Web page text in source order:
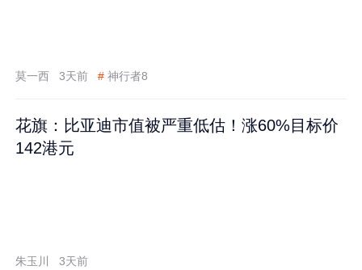
莫一西 3天前 # 神行者8
花旗：比亚迪市值被严重低估！涨60%目标价
142港元
朱玉川 3天前